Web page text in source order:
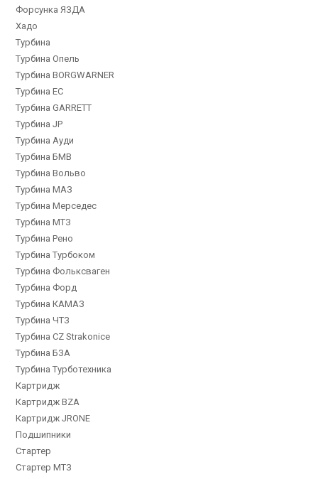
Форсунка ЯЗДА
Хадо
Турбина
Турбина Опель
Турбина BORGWARNER
Турбина EC
Турбина GARRETT
Турбина JP
Турбина Ауди
Турбина БМВ
Турбина Вольво
Турбина МАЗ
Турбина Мерседес
Турбина МТЗ
Турбина Рено
Турбина Турбоком
Турбина Фольксваген
Турбина Форд
Турбина КАМАЗ
Турбина ЧТЗ
Турбина CZ Strakonice
Турбина БЗА
Турбина Турботехника
Картридж
Картридж BZA
Картридж JRONE
Подшипники
Стартер
Стартер МТЗ